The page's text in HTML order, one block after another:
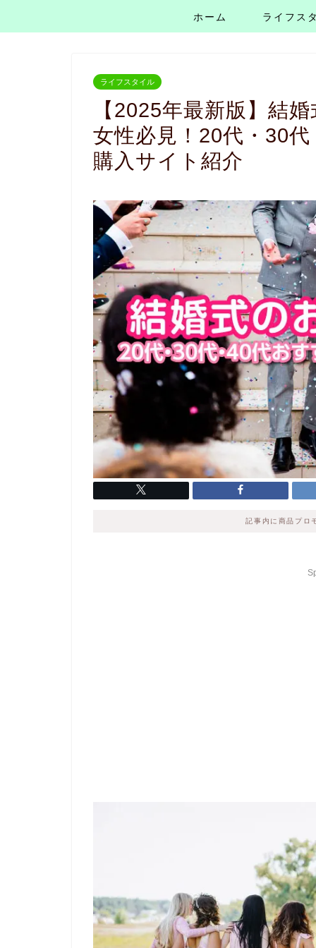
ホーム ライフス
ライフスタイル
【2025年最新版】結
女性必見！20代・30
購入サイト紹介
記事内に商品プロ